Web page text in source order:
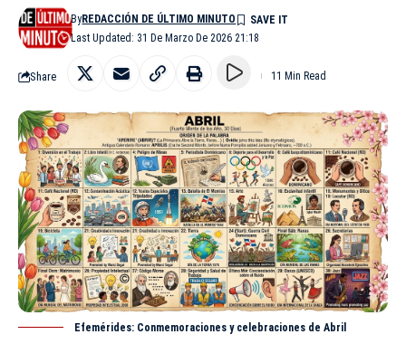
Last Updated: 31 De Marzo De 2026 21:18
ByREDACCIÓN DE ÚLTIMO MINUTO
Share 11 Min Read
Efemérides: Conmemoraciones y celebraciones de Abril